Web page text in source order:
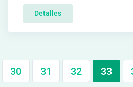
Detalles
30 31 32 33